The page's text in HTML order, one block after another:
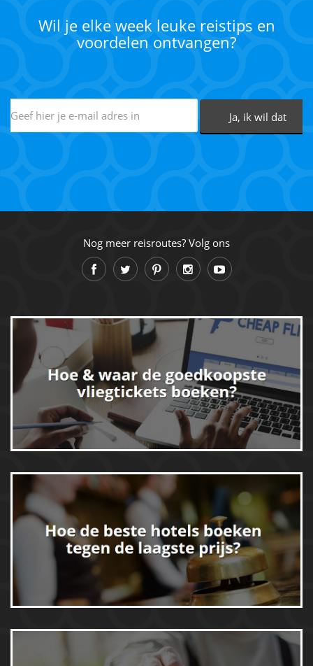
Wil je elke week leuke reistips en
voordelen ontvangen?
Nog meer reisroutes? Volg ons